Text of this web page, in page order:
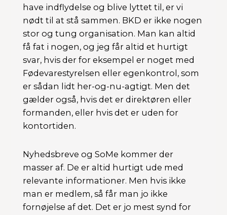
have indflydelse og blive lyttet til, er vi
nødt til at stå sammen. BKD er ikke nogen
stor og tung organisation. Man kan altid
få fat i nogen, og jeg får altid et hurtigt
svar, hvis der for eksempel er noget med
Fødevarestyrelsen eller egenkontrol, som
er sådan lidt her-og-nu-agtigt. Men det
gælder også, hvis det er direktøren eller
formanden, eller hvis det er uden for
kontortiden.
Nyhedsbreve og SoMe kommer der
masser af. De er altid hurtigt ude med
relevante informationer. Men hvis ikke
man er medlem, så får man jo ikke
fornøjelse af det. Det er jo mest synd for